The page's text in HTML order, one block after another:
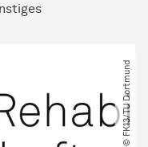
© FK13​/​TU Dortmund